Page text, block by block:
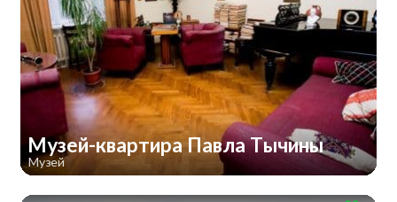
Музей-квартира Павла Тычины
Музей